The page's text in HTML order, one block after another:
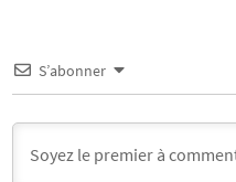
S’abonner